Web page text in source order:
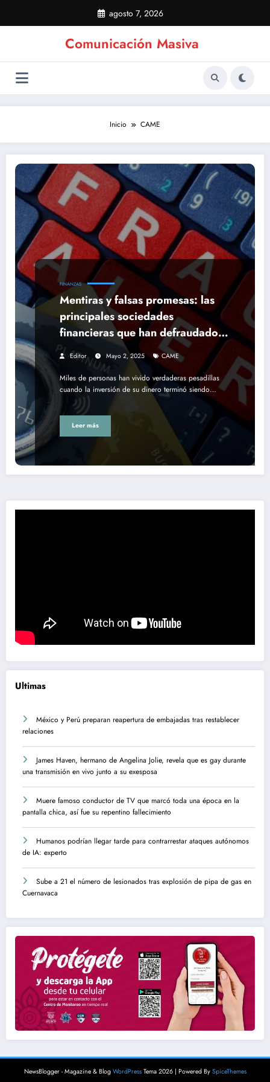
contenido
agosto 7, 2026
Comunicación Masiva
Inicio CAME
FINANZAS
Mentiras y falsas promesas: las
principales sociedades
financieras que han defraudado a
millones
Editor Mayo 2, 2025 CAME
Miles de personas han vivido verdaderas pesadillas
cuando la inversión de su dinero terminó siendo…
Leer más
Ultimas
México y Perú preparan reapertura de embajadas tras restablecer
relaciones
James Haven, hermano de Angelina Jolie, revela que es gay durante
una transmisión en vivo junto a su exesposa
Muere famoso conductor de TV que marcó toda una época en la
pantalla chica, así fue su repentino fallecimiento
Humanos podrían llegar tarde para contrarrestar ataques autónomos
de IA: experto
Sube a 21 el número de lesionados tras explosión de pipa de gas en
Cuernavaca
NewsBlogger - Magazine & Blog WordPressTema 2026 | Powered By SpiceThemes